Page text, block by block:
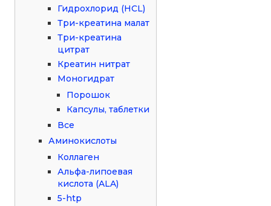
Гидрохлорид (HCL)
Три-креатина малат
Три-креатина
цитрат
Креатин нитрат
Моногидрат
Порошок
Капсулы, таблетки
Все
Аминокислоты
Коллаген
Альфа-липоевая
кислота (ALA)
5-htp